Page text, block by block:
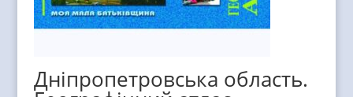
Дніпропетровська область.